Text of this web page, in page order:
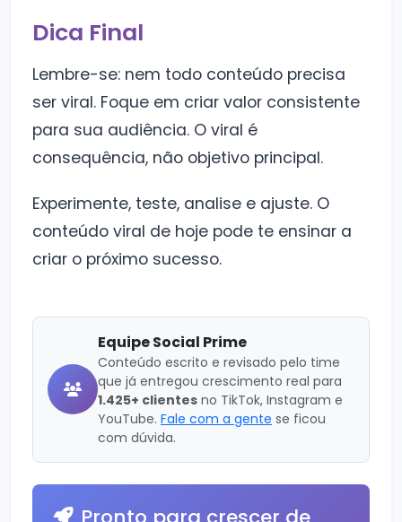
Dica Final
Lembre-se: nem todo conteúdo precisa
ser viral. Foque em criar valor consistente
para sua audiência. O viral é
consequência, não objetivo principal.
Experimente, teste, analise e ajuste. O
conteúdo viral de hoje pode te ensinar a
criar o próximo sucesso.
Equipe Social Prime
Conteúdo escrito e revisado pelo time
que já entregou crescimento real para
1.425+ clientes no TikTok, Instagram e
YouTube. Fale com a gente se ficou
com dúvida.